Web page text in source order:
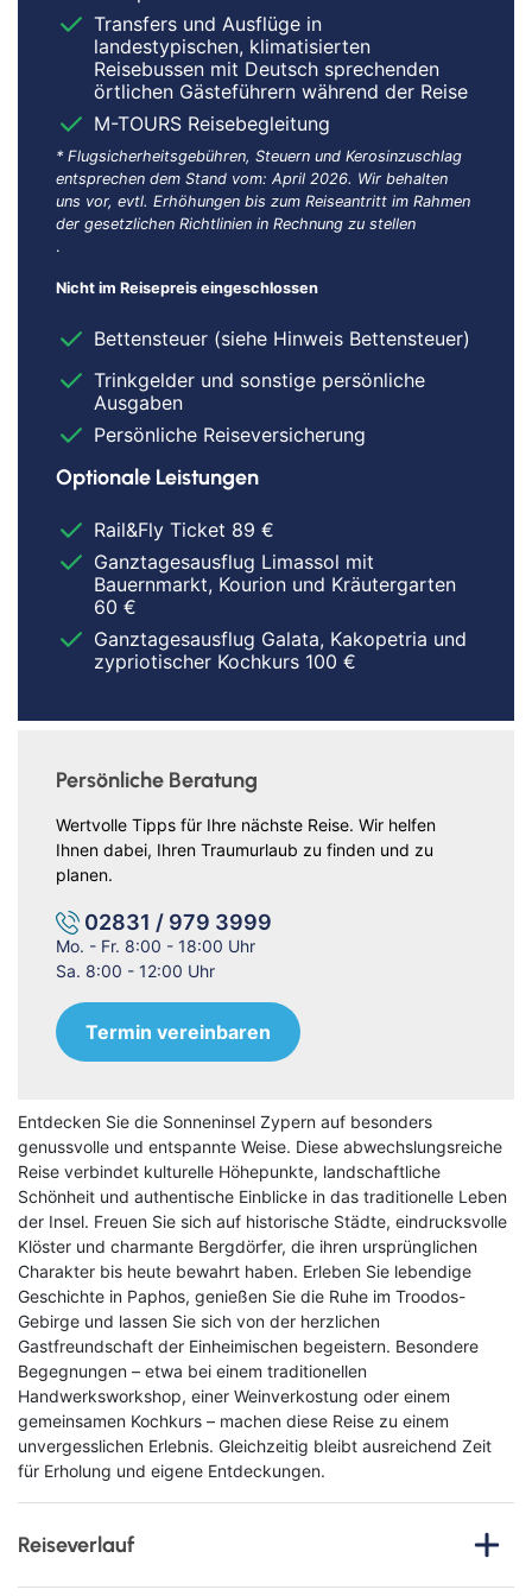
Entdecken Sie die Sonneninsel Zypern auf besonders
genussvolle und entspannte Weise. Diese abwechslungsreiche
Reise verbindet kulturelle Höhepunkte, landschaftliche
Schönheit und authentische Einblicke in das traditionelle Leben
der Insel. Freuen Sie sich auf historische Städte, eindrucksvolle
Klöster und charmante Bergdörfer, die ihren ursprünglichen
Charakter bis heute bewahrt haben. Erleben Sie lebendige
Geschichte in Paphos, genießen Sie die Ruhe im Troodos-
Gebirge und lassen Sie sich von der herzlichen
Gastfreundschaft der Einheimischen begeistern. Besondere
Begegnungen – etwa bei einem traditionellen
Handwerksworkshop, einer Weinverkostung oder einem
gemeinsamen Kochkurs – machen diese Reise zu einem
unvergesslichen Erlebnis. Gleichzeitig bleibt ausreichend Zeit
für Erholung und eigene Entdeckungen.
Reiseverlauf
Transfers und Ausflüge in
landestypischen, klimatisierten
Reisebussen mit Deutsch sprechenden
örtlichen Gästeführern während der Reise
M-TOURS Reisebegleitung
* Flugsicherheitsgebühren, Steuern und Kerosinzuschlag
entsprechen dem Stand vom: April 2026. Wir behalten
uns vor, evtl. Erhöhungen bis zum Reiseantritt im Rahmen
der gesetzlichen Richtlinien in Rechnung zu stellen
.
Nicht im Reisepreis eingeschlossen
Bettensteuer (siehe Hinweis Bettensteuer)
Trinkgelder und sonstige persönliche
Ausgaben
Persönliche Reiseversicherung
Optionale Leistungen
Rail&Fly Ticket 89 €
Ganztagesausflug Limassol mit
Bauernmarkt, Kourion und Kräutergarten
60 €
Ganztagesausflug Galata, Kakopetria und
zypriotischer Kochkurs 100 €
Persönliche Beratung
Wertvolle Tipps für Ihre nächste Reise. Wir helfen
Ihnen dabei, Ihren Traumurlaub zu finden und zu
planen.
02831 / 979 3999
Mo. - Fr. 8:00 - 18:00 Uhr
Sa. 8:00 - 12:00 Uhr
Termin vereinbaren